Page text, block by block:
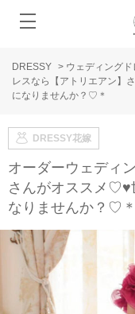
DRESSY > ウェディングド
レスなら【アトリエアン】
になりませんか？♡＊
DRESSY花嫁
オーダーウェディ
さんがオススメ♡♥
なりませんか？♡＊